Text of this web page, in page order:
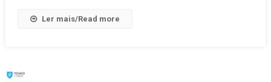
Ler mais/Read more